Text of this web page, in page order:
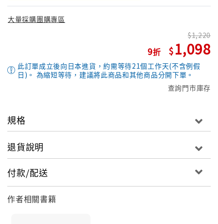
大量採購團購專區
9
1,220
1,098
此訂單成立後向日本進貨，約需等待21個工作天(不含例假
日)。 為縮短等待，建議將此商品和其他商品分開下單。
查詢門市庫存
規格
退貨說明
付款/配送
作者相關書籍